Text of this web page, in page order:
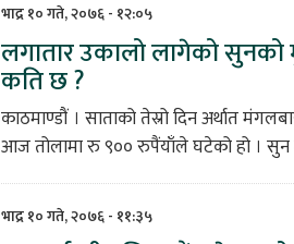
भाद्र १० गते, २०७६ - १२:०५
लगातार उकालो लागेको सुनको
कति छ ?
काठमाण्डौं । साताको तेस्रो दिन अर्थात
आज तोलामा रु ९०० रुपैंयाँले घटेको हो । सुन
भाद्र १० गते, २०७६ - ११:३५